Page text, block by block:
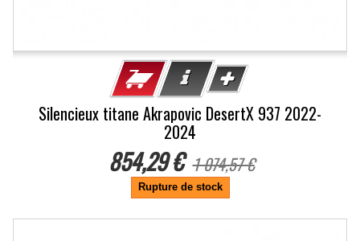
Silencieux titane Akrapovic DesertX 937 2022-
2024
854,29 € 1 074,57 €
Rupture de stock